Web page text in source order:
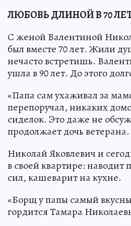
ЛЮБОВЬ ДЛИНОЙ В 70
С женой Валентиной
был вместе 70 лет. Жили
нечасто встретишь.
ушла в 90 лет. До этого
«Папа сам ухаживал за
перепоручал, никаких
сиделок. Это даже не
продолжает дочь ветерана.
Николай Яковлевич и
в своей квартире: наводит
сил, кашеварит на кухне.
«Борщ у папы самый
гордится Тамара